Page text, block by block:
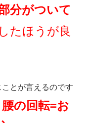
分がついて
たほうが良
とが言えるのです
腰の回転=お